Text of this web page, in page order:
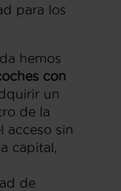
para los
hemos
con
un
de la
acceso sin
capital,
de